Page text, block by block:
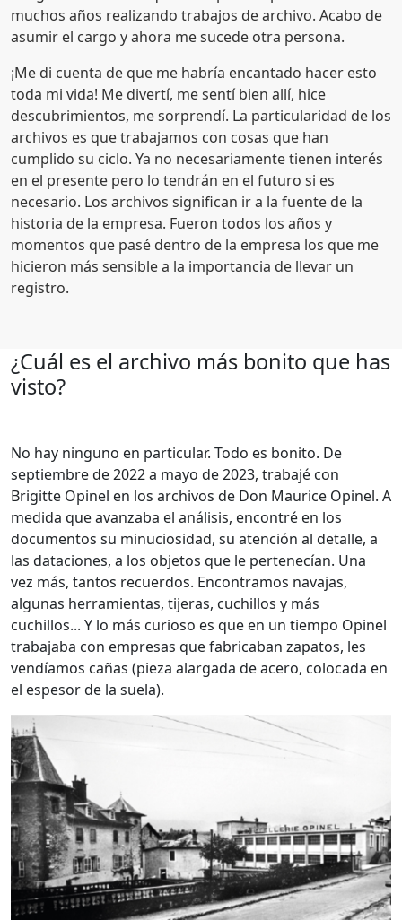
muchos años realizando trabajos de archivo. Acabo de
asumir el cargo y ahora me sucede otra persona.
¡Me di cuenta de que me habría encantado hacer esto
toda mi vida! Me divertí, me sentí bien allí, hice
descubrimientos, me sorprendí. La particularidad de los
archivos es que trabajamos con cosas que han
cumplido su ciclo. Ya no necesariamente tienen interés
en el presente pero lo tendrán en el futuro si es
necesario. Los archivos significan ir a la fuente de la
historia de la empresa. Fueron todos los años y
momentos que pasé dentro de la empresa los que me
hicieron más sensible a la importancia de llevar un
registro.
¿Cuál es el archivo más bonito que has
visto?
No hay ninguno en particular. Todo es bonito. De
septiembre de 2022 a mayo de 2023, trabajé con
Brigitte Opinel en los archivos de Don Maurice Opinel. A
medida que avanzaba el análisis, encontré en los
documentos su minuciosidad, su atención al detalle, a
las dataciones, a los objetos que le pertenecían. Una
vez más, tantos recuerdos. Encontramos navajas,
algunas herramientas, tijeras, cuchillos y más
cuchillos... Y lo más curioso es que en un tiempo Opinel
trabajaba con empresas que fabricaban zapatos, les
vendíamos cañas (pieza alargada de acero, colocada en
el espesor de la suela).